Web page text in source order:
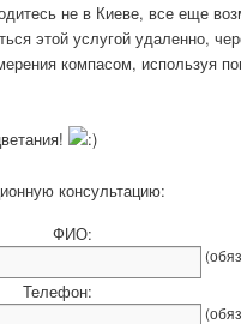
не в Киеве, все еще
этой услугой удаленно,
компасом, используя
консультацию:
ФИО:
Телефон: